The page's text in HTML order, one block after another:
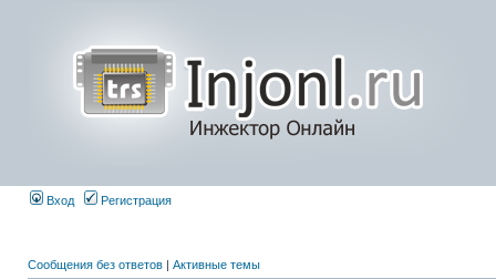
Вход Регистрация
Сообщения без ответов | Активные темы